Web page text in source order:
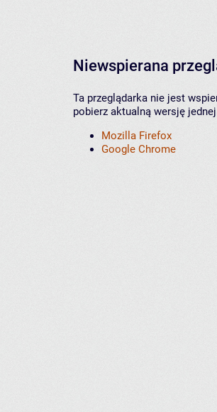
Niewspierana
Ta przeglądarka nie jest
pobierz aktualną wersję
Mozilla Firefox
Google Chrome